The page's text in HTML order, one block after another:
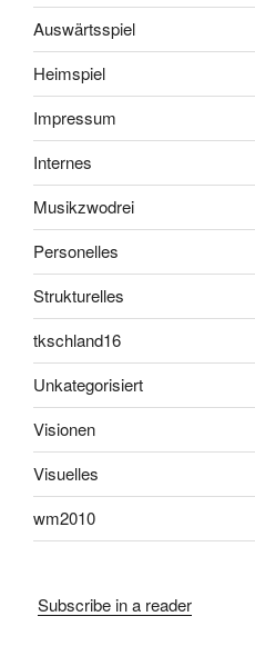
Auswärtsspiel
Heimspiel
Impressum
Internes
Musikzwodrei
Personelles
Strukturelles
tkschland16
Unkategorisiert
Visionen
Visuelles
wm2010
Subscribe in a reader